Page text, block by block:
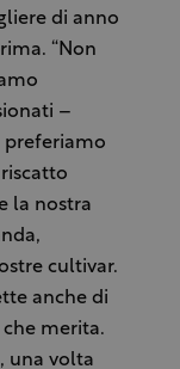
di anno
“Non
–
preferiamo
la nostra
cultivar.
anche di
merita.
una volta